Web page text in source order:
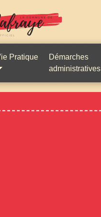
Pratique
Démarches
administratives